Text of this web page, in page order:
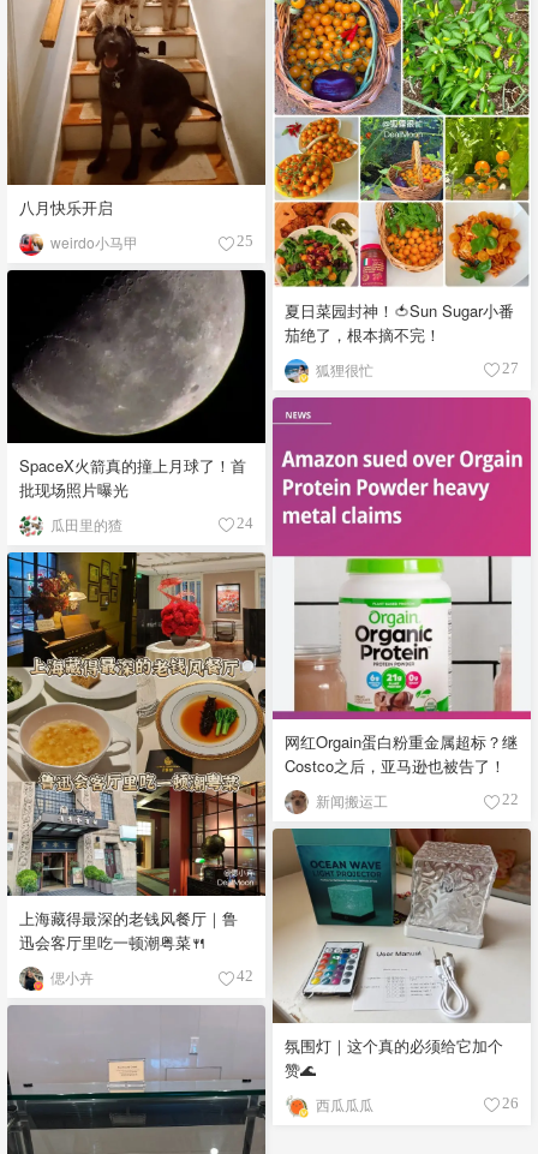
八月快乐开启
weirdo小马甲 25
夏日菜园封神！🍅Sun Sugar小番
茄绝了，根本摘不完！
狐狸很忙 27
SpaceX火箭真的撞上月球了！首
批现场照片曝光
瓜田里的猹 24
网红Orgain蛋白粉重金属超标？继
Costco之后，亚马逊也被告了！
新闻搬运工 22
上海藏得最深的老钱风餐厅｜鲁
迅会客厅里吃一顿潮粤菜🍴
偲小卉 42
氛围灯｜这个真的必须给它加个
赞🌊
西瓜瓜瓜 26